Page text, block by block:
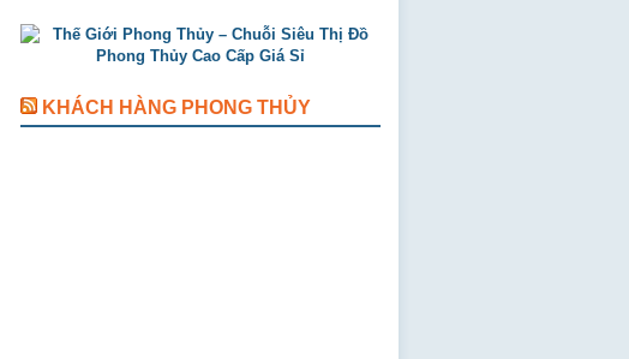
KHÁCH HÀNG PHONG THỦY